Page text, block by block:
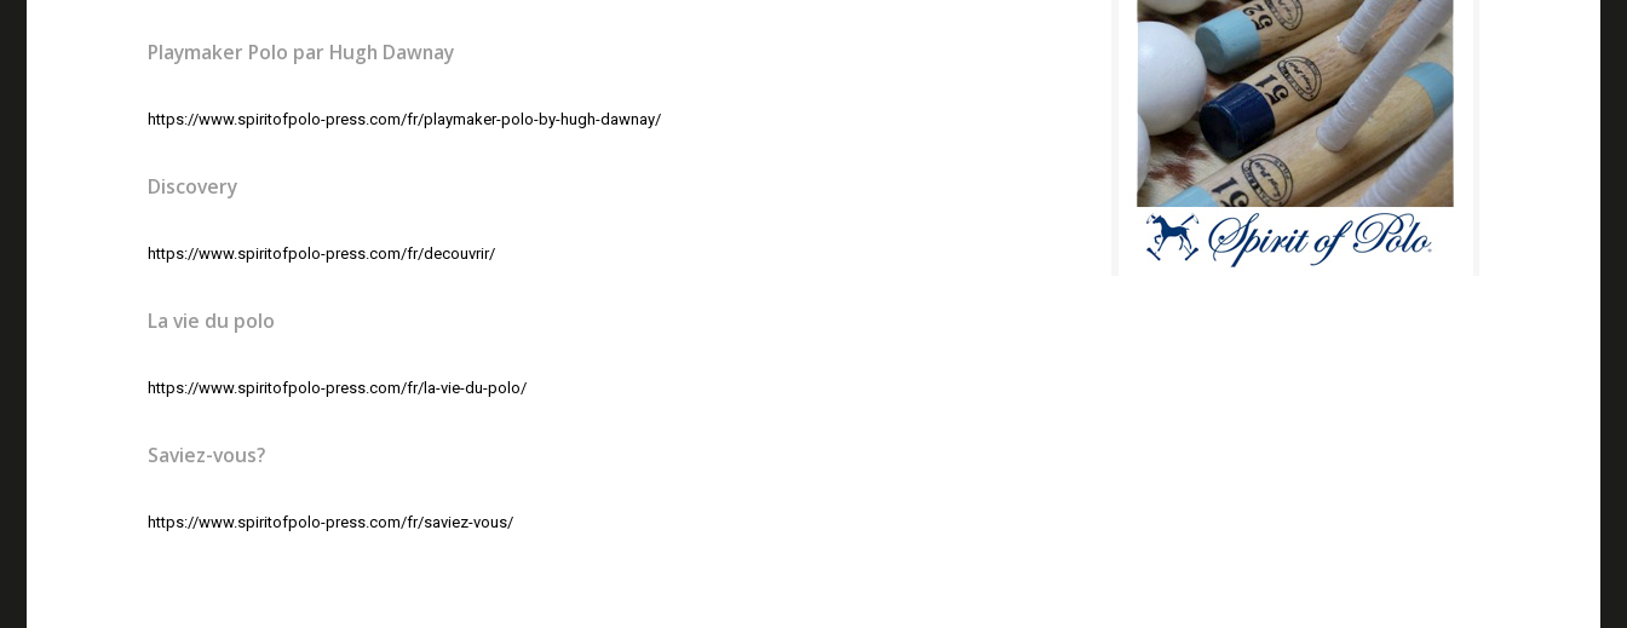
Playmaker Polo par Hugh Dawnay
https://www.spiritofpolo-press.com/fr/playmaker-polo-by-hugh-dawnay/
Discovery
https://www.spiritofpolo-press.com/fr/decouvrir/
La vie du polo
https://www.spiritofpolo-press.com/fr/la-vie-du-polo/
Saviez-vous?
https://www.spiritofpolo-press.com/fr/saviez-vous/